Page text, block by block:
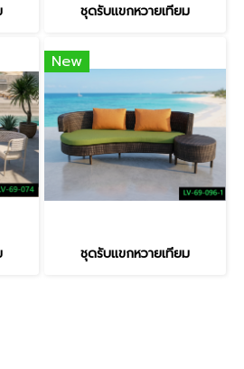
ชุดรับแขกหวายเทียม
New
ชุดรับแขกหวายเทียม